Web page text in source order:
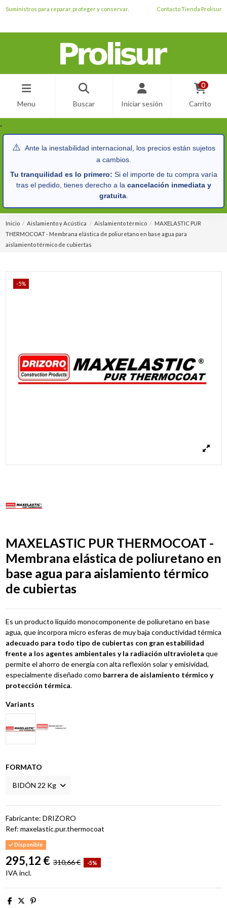
Suministros para reparar, proteger y conservar. Contacto Tienda Prolisur
Menu Buscar Iniciar sesión
0
Carrito
.
⚠️ Ante la inestabilidad internacional, los precios están sujetos
a cambios.
Tu tranquilidad es lo primero: Si el importe de tu compra varía
tras el pedido, tienes derecho a la cancelación inmediata y
gratuita.
Inicio Aislamiento y Acústica Aislamiento térmico
MAXELASTIC PUR
THERMOCOAT - Membrana elástica de poliuretano en base agua para
aislamiento térmico de cubiertas
-5%
MAXELASTIC PUR THERMOCOAT -
Membrana elástica de poliuretano en
base agua para aislamiento térmico
de cubiertas
Es un producto líquido monocomponente de poliuretano en base
agua, que incorpora micro esferas de muy baja conductividad térmica
adecuado para todo tipo de cubiertas con gran estabilidad
frente a los agentes ambientales y la radiación ultravioleta que
permite el ahorro de energía con alta reflexión solar y emisividad,
especialmente diseñado como barrera de aislamiento térmico y
protección térmica.
Variants
FORMATO
Fabricante: DRIZORO
Ref: maxelastic.pur.thermocoat
Disponible
295,12 € 310,66 € -5%
IVA incl.